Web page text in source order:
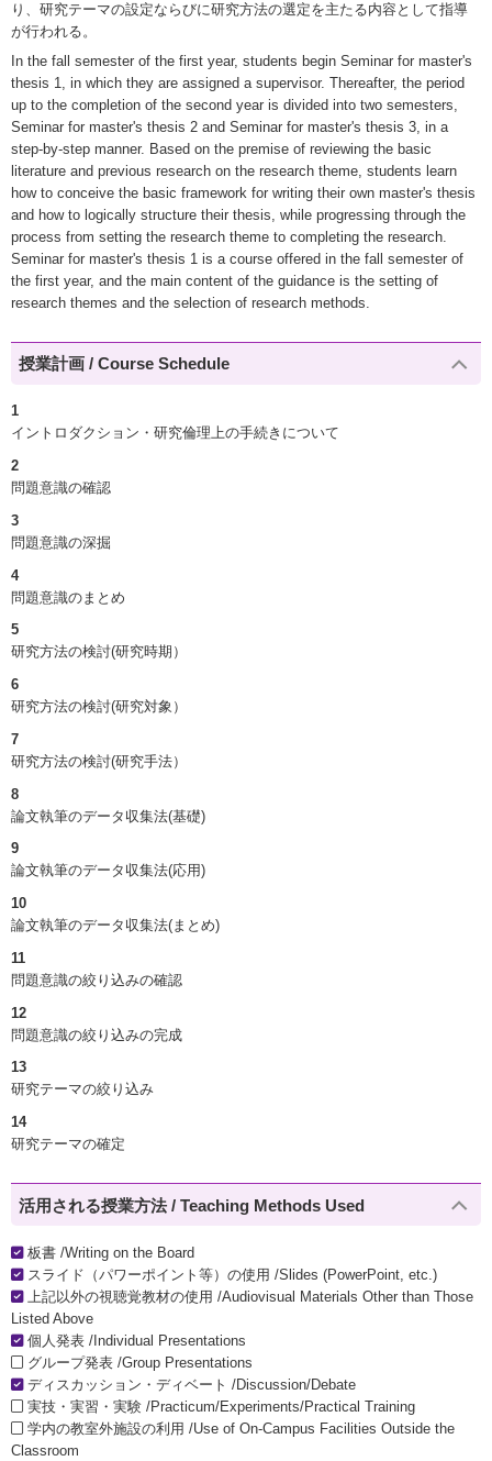
り、研究テーマの設定ならびに研究方法の選定を主たる内容として指導
が行われる。
In the fall semester of the first year, students begin Seminar for master's
thesis 1, in which they are assigned a supervisor. Thereafter, the period
up to the completion of the second year is divided into two semesters,
Seminar for master's thesis 2 and Seminar for master's thesis 3, in a
step-by-step manner. Based on the premise of reviewing the basic
literature and previous research on the research theme, students learn
how to conceive the basic framework for writing their own master's thesis
and how to logically structure their thesis, while progressing through the
process from setting the research theme to completing the research.
Seminar for master's thesis 1 is a course offered in the fall semester of
the first year, and the main content of the guidance is the setting of
research themes and the selection of research methods.
授業計画 / Course Schedule
1
イントロダクション・研究倫理上の手続きについて
2
問題意識の確認
3
問題意識の深掘
4
問題意識のまとめ
5
研究方法の検討(研究時期）
6
研究方法の検討(研究対象）
7
研究方法の検討(研究手法）
8
論文執筆のデータ収集法(基礎)
9
論文執筆のデータ収集法(応用)
10
論文執筆のデータ収集法(まとめ)
11
問題意識の絞り込みの確認
12
問題意識の絞り込みの完成
13
研究テーマの絞り込み
14
研究テーマの確定
活用される授業方法 / Teaching Methods Used
板書 /Writing on the Board
スライド（パワーポイント等）の使用 /Slides (PowerPoint, etc.)
上記以外の視聴覚教材の使用 /Audiovisual Materials Other than Those
Listed Above
個人発表 /Individual Presentations
グループ発表 /Group Presentations
ディスカッション・ディベート /Discussion/Debate
実技・実習・実験 /Practicum/Experiments/Practical Training
学内の教室外施設の利用 /Use of On-Campus Facilities Outside the
Classroom